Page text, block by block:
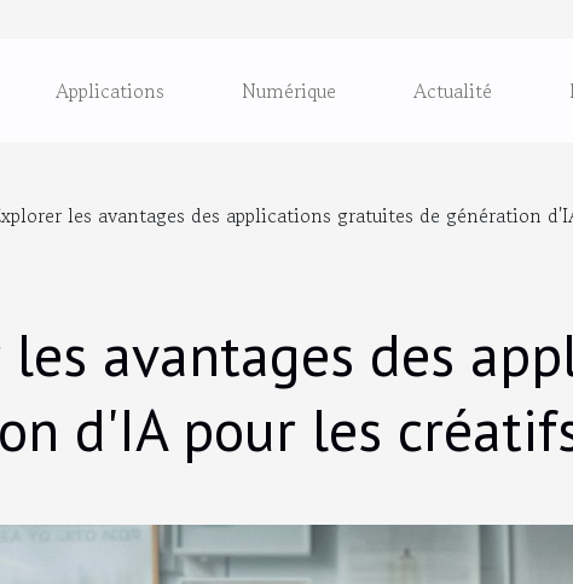
Applications Numérique Actualité
les avantages des applications gratuites de génération
avantages des
d'IA pour les